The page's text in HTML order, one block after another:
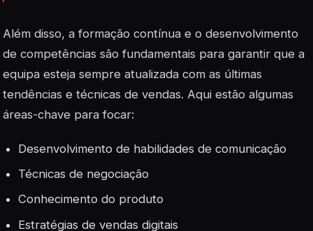
Além disso, a formação contínua e o desenvolvimento
de competências são fundamentais para garantir que a
equipa esteja sempre atualizada com as últimas
tendências e técnicas de vendas. Aqui estão algumas
áreas-chave para focar:
Desenvolvimento de habilidades de comunicação
Técnicas de negociação
Conhecimento do produto
Estratégias de vendas digitais